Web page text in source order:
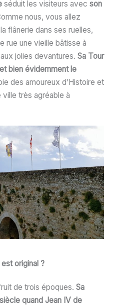
séduit les visiteurs avec son
nous, vous allez
flânerie dans ses ruelles,
rue une vieille bâtisse à
jolies devantures. Sa Tour
bien évidemment le
des amoureux d’Histoire et
ville très agréable à
original ?
de trois époques. Sa
quand Jean IV de